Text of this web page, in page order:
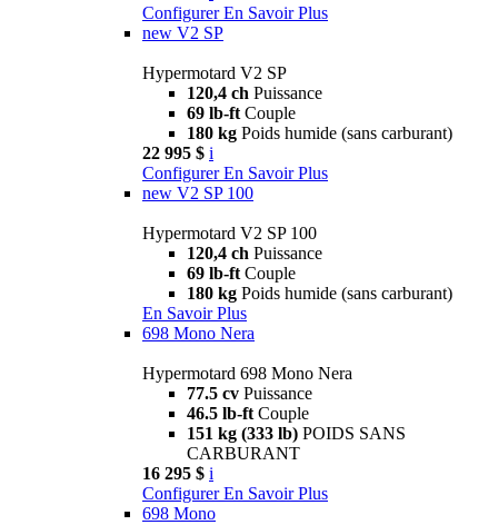
Configurer En Savoir Plus
new V2 SP
Hypermotard V2 SP
120,4 ch Puissance
69 lb-ft Couple
180 kg Poids humide (sans carburant)
22 995 $ i
Configurer En Savoir Plus
new V2 SP 100
Hypermotard V2 SP 100
120,4 ch Puissance
69 lb-ft Couple
180 kg Poids humide (sans carburant)
En Savoir Plus
698 Mono Nera
Hypermotard 698 Mono Nera
77.5 cv Puissance
46.5 lb-ft Couple
151 kg (333 lb) POIDS SANS
CARBURANT
16 295 $ i
Configurer En Savoir Plus
698 Mono